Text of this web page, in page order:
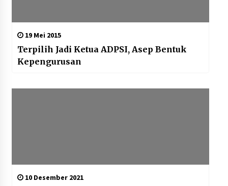
19 Mei 2015
Terpilih Jadi Ketua ADPSI, Asep Bentuk
Kepengurusan
10 Desember 2021